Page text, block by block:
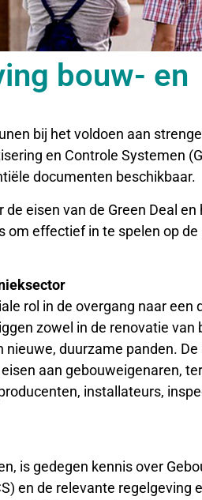
bouw- en
bij het voldoen aan
en Controle Systemen
documenten beschikbaar.
eisen van de Green Deal en
effectief in te spelen op
rol in de overgang naar een
zowel in de renovatie van
duurzame panden. De
aan gebouweigenaren,
installateurs,
is gedegen kennis over
en de relevante regelgeving